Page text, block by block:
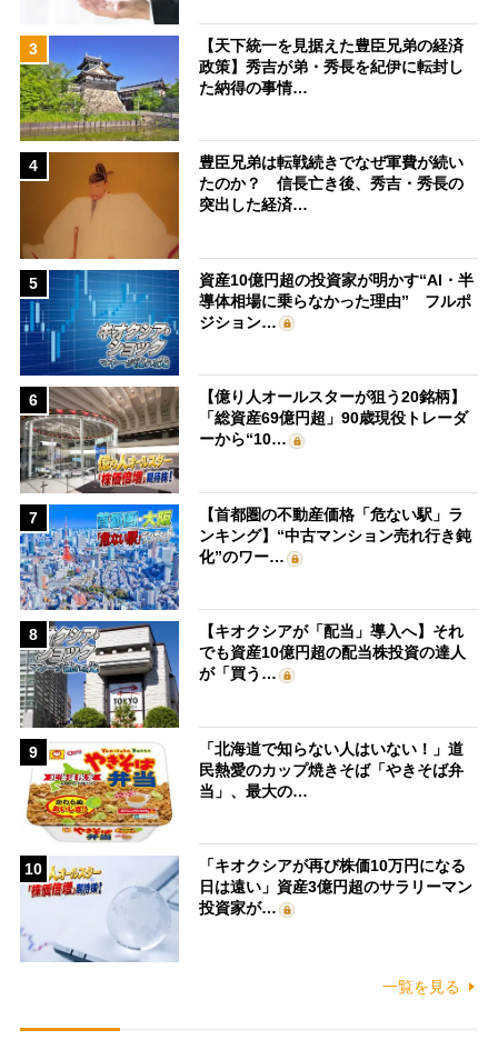
3
【天下統一を見据えた豊臣兄弟の経済
政策】秀吉が弟・秀長を紀伊に転封し
た納得の事情…
4
豊臣兄弟は転戦続きでなぜ軍費が続い
たのか？ 信長亡き後、秀吉・秀長の
突出した経済…
5
資産10億円超の投資家が明かす“AI・半
導体相場に乗らなかった理由” フルポ
ジション…
6
【億り人オールスターが狙う20銘柄】
「総資産69億円超」90歳現役トレーダ
ーから“10…
7
【首都圏の不動産価格「危ない駅」ラ
ンキング】“中古マンション売れ行き鈍
化”のワー…
8
【キオクシアが「配当」導入へ】それ
でも資産10億円超の配当株投資の達人
が「買う…
9
「北海道で知らない人はいない！」道
民熱愛のカップ焼きそば「やきそば弁
当」、最大の…
10
「キオクシアが再び株価10万円になる
日は遠い」資産3億円超のサラリーマン
投資家が…
一覧を見る